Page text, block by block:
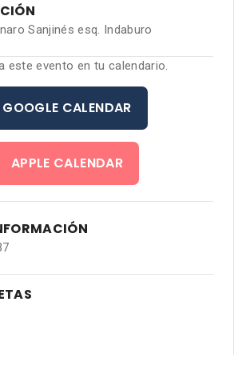
Sanjinés esq. Indaburo
este evento en tu calendario.
GOOGLE CALENDAR
APPLE CALENDAR